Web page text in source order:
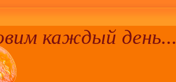
каждый день...